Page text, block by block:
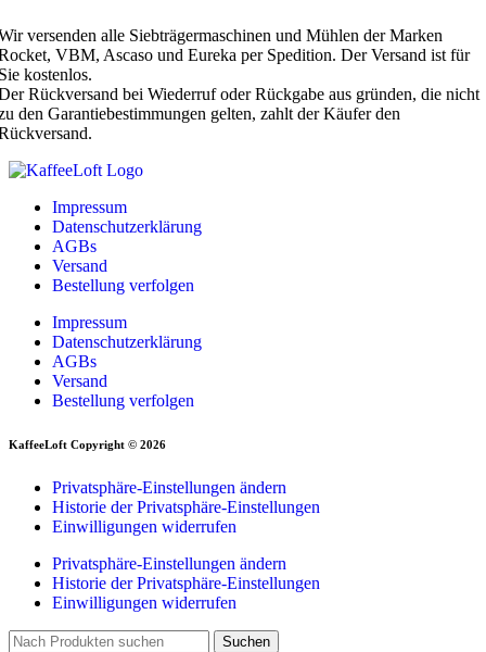
versenden alle Siebträgermaschinen und Mühlen der Marken
VBM, Ascaso und Eureka per Spedition. Der Versand ist für
kostenlos.
Rückversand bei Wiederruf oder Rückgabe aus gründen, die nicht
den Garantiebestimmungen gelten, zahlt der Käufer den
Impressum
Datenschutzerklärung
AGBs
Versand
Bestellung verfolgen
Impressum
Datenschutzerklärung
AGBs
Versand
Bestellung verfolgen
KaffeeLoft Copyright © 2026
Privatsphäre-Einstellungen ändern
Historie der Privatsphäre-Einstellungen
Einwilligungen widerrufen
Privatsphäre-Einstellungen ändern
Historie der Privatsphäre-Einstellungen
Einwilligungen widerrufen
Suchen